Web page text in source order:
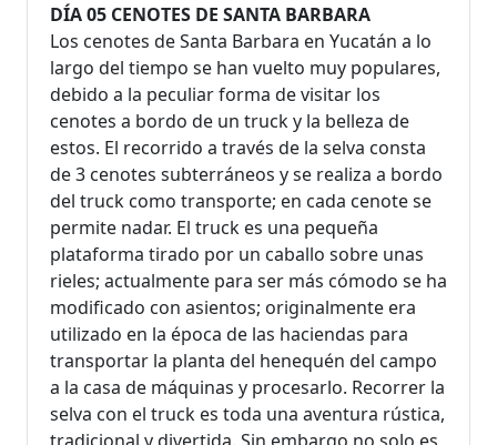
DÍA 05 CENOTES DE SANTA BARBARA
Los cenotes de Santa Barbara en Yucatán a lo
largo del tiempo se han vuelto muy populares,
debido a la peculiar forma de visitar los
cenotes a bordo de un truck y la belleza de
estos. El recorrido a través de la selva consta
de 3 cenotes subterráneos y se realiza a bordo
del truck como transporte; en cada cenote se
permite nadar. El truck es una pequeña
plataforma tirado por un caballo sobre unas
rieles; actualmente para ser más cómodo se ha
modificado con asientos; originalmente era
utilizado en la época de las haciendas para
transportar la planta del henequén del campo
a la casa de máquinas y procesarlo. Recorrer la
selva con el truck es toda una aventura rústica,